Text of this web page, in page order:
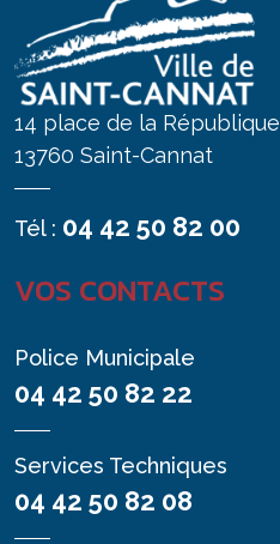
14 place de la République
13760 Saint-Cannat
Tél : 04 42 50 82 00
VOS CONTACTS
Police Municipale
04 42 50 82 22
Services Techniques
04 42 50 82 08